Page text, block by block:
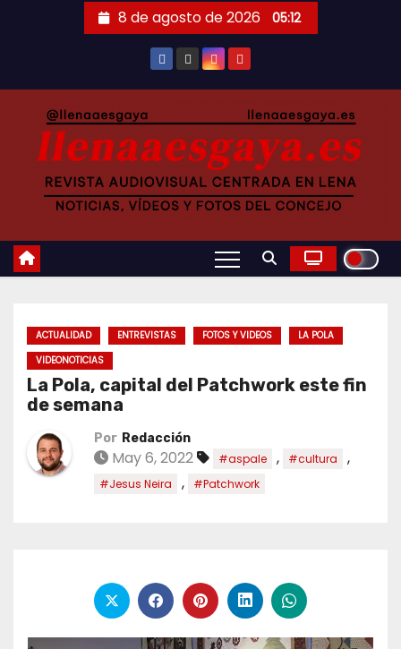
8 de agosto de 2026 05:12
ACTUALIDAD ENTREVISTAS FOTOS Y VIDEOS
LA POLA
VIDEONOTICIAS
La Pola, capital del Patchwork este fin
de semana
Por Redacción
May 6, 2022 #aspale , #cultura ,
#Jesus Neira , #Patchwork